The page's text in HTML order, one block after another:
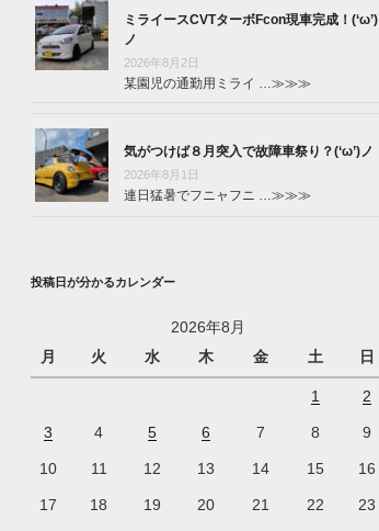
ミライースCVTターボFcon現車完成！(‘ω’)
ノ
2026年8月2日
某園児の通勤用ミライ …≫≫≫
気がつけば８月突入で故障車祭り？(‘ω’)ノ
2026年8月1日
連日猛暑でフニャフニ …≫≫≫
投稿日が分かるカレンダー
2026年8月
月
火 水 木 金 土 日
1 2
3 4 5 6 7 8 9
10 11 12 13 14 15 16
17 18 19 20 21 22 23